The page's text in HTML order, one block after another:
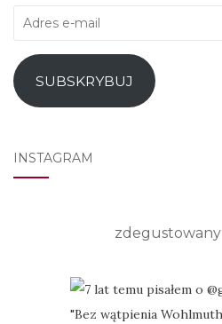
Adres
mail
SUBSKRYBUJ
INSTAGRAM
zdegustowany